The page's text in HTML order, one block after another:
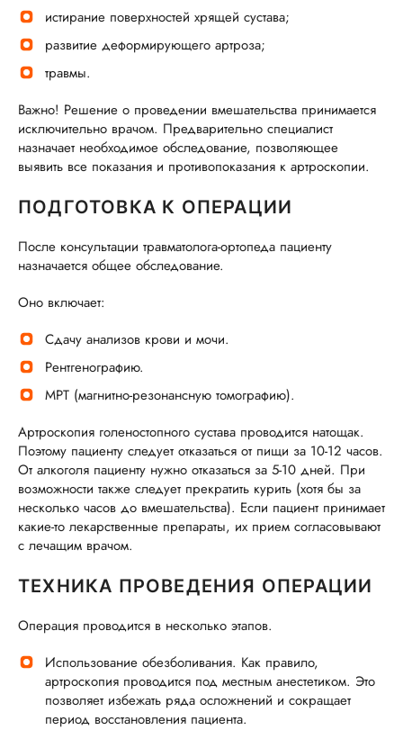
истирание поверхностей хрящей сустава;
развитие деформирующего артроза;
травмы.
Важно! Решение о проведении вмешательства принимается
исключительно врачом. Предварительно специалист
назначает необходимое обследование, позволяющее
выявить все показания и противопоказания к артроскопии.
ПОДГОТОВКА К ОПЕРАЦИИ
После консультации травматолога-ортопеда пациенту
назначается общее обследование.
Оно включает:
Сдачу анализов крови и мочи.
Рентгенографию.
МРТ (магнитно-резонансную томографию).
Артроскопия голеностопного сустава проводится натощак.
Поэтому пациенту следует отказаться от пищи за 10-12 часов.
От алкоголя пациенту нужно отказаться за 5-10 дней. При
возможности также следует прекратить курить (хотя бы за
несколько часов до вмешательства). Если пациент принимает
какие-то лекарственные препараты, их прием согласовывают
с лечащим врачом.
ТЕХНИКА ПРОВЕДЕНИЯ ОПЕРАЦИИ
Операция проводится в несколько этапов.
Использование обезболивания. Как правило,
артроскопия проводится под местным анестетиком. Это
позволяет избежать ряда осложнений и сокращает
период восстановления пациента.